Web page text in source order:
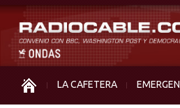
LA CAFETERA